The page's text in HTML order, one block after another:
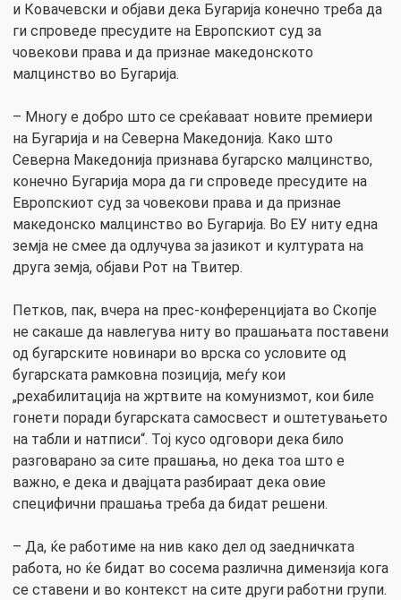
и Ковачевски и објави дека Бугарија конечно треба да
ги спроведе пресудите на Европскиот суд за
човекови права и да признае македонското
малцинство во Бугарија.
– Многу е добро што се среќаваат новите премиери
на Бугарија и на Северна Македонија. Како што
Северна Македонија признава бугарско малцинство,
конечно Бугарија мора да ги спроведе пресудите на
Европскиот суд за човекови права и да признае
македонско малцинство во Бугарија. Во ЕУ ниту една
земја не смее да одлучува за јазикот и културата на
друга земја, објави Рот на Твитер.
Петков, пак, вчера на прес-конференцијата во Скопје
не сакаше да навлегува ниту во прашањата поставени
од бугарските новинари во врска со условите од
бугарската рамковна позиција, меѓу кои
„рехабилитација на жртвите на комунизмот, кои биле
гонети поради бугарската самосвест и оштетувањето
на табли и натписи“. Тој кусо одговори дека било
разговарано за сите прашања, но дека тоа што е
важно, е дека и двајцата разбираат дека овие
специфични прашања треба да бидат решени.
– Да, ќе работиме на нив како дел од заедничката
работа, но ќе бидат во сосема различна димензија кога
се ставени и во контекст на сите други работни групи.